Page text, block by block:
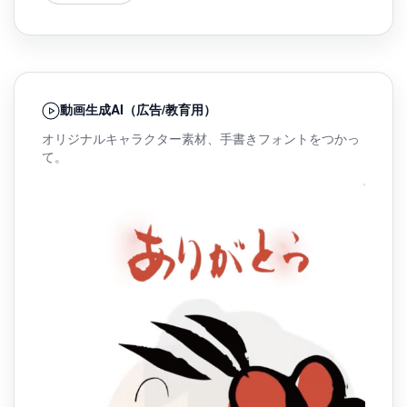
動画生成AI（広告/教育用）
オリジナルキャラクター素材、手書きフォントをつかっ
て。